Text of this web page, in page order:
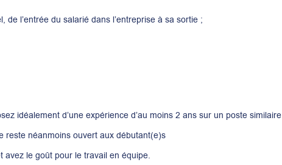
l’entrée du salarié dans l’entreprise à sa sortie ;
idéalement d’une expérience d’au moins 2 ans sur un poste similaire
reste néanmoins ouvert aux débutant(e)s
le goût pour le travail en équipe.